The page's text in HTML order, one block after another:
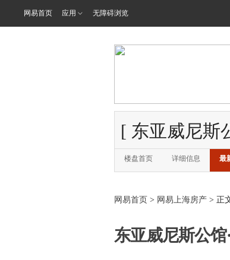
网易首页 应用 无障碍浏览
[ 东亚威尼斯
楼盘首页 详细信息 最
网易首页 > 网易上海房产 > 正
东亚威尼斯公馆